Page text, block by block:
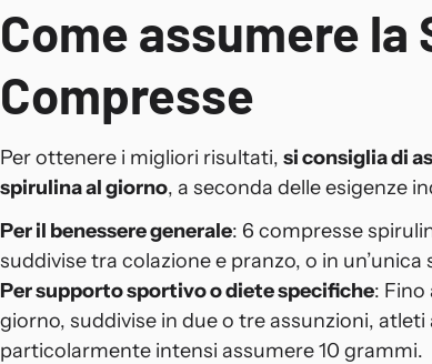
Come assumere la
Compresse
Per ottenere i migliori risultati, si consiglia di
spirulina al giorno, a seconda delle esigenze
Per il benessere generale: 6 compresse
suddivise tra colazione e pranzo, o in
Per supporto sportivo o diete specifiche: Fino
giorno, suddivise in due o tre assunzioni,
particolarmente intensi assumere 10 grammi.